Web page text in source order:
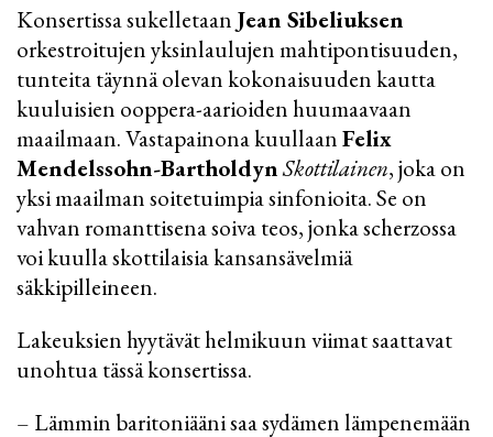
Konsertissa sukelletaan Jean Sibeliuksen
orkestroitujen yksinlaulujen mahtipontisuuden,
tunteita täynnä olevan kokonaisuuden kautta
kuuluisien ooppera-aarioiden huumaavaan
maailmaan. Vastapainona kuullaanFelix
Mendelssohn-BartholdynSkottilainen, joka on
yksi maailman soitetuimpia sinfonioita. Se on
vahvan romanttisena soiva teos, jonka scherzossa
voi kuulla skottilaisia kansansävelmiä
säkkipilleineen.
Lakeuksien hyytävät helmikuun viimat saattavat
unohtua tässä konsertissa.
– Lämmin baritoniääni saa sydämen lämpenemään